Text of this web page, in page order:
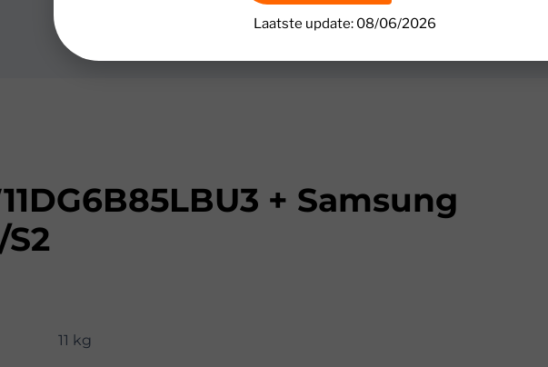
+ Samsung
11 kg
Laatste update: 08/06/2026